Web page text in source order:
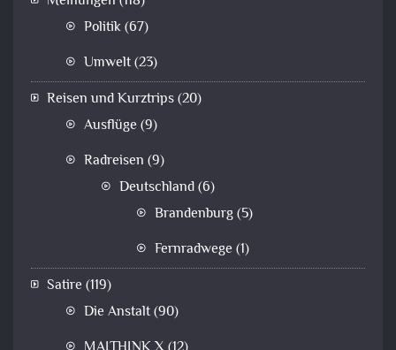
Politik(67)
Umwelt(23)
Reisen und Kurztrips(20)
Ausflüge (9)
Radreisen (9)
Deutschland(6)
Brandenburg(5)
Fernradwege (1)
Satire (119)
Die Anstalt(90)